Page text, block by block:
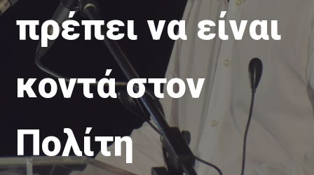
πρέπει να είναι
κοντά στον
Πολίτη